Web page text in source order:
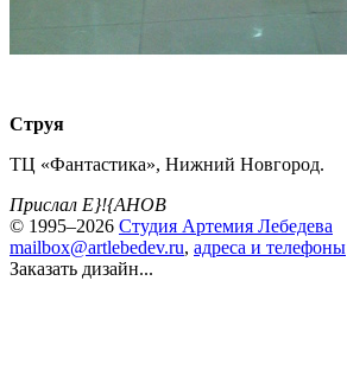
Струя
ТЦ «Фантастика», Нижний Новгород.
Прислал E}!{AHOB
© 1995–2026 Студия Артемия Лебедева
mailbox@artlebedev.ru, адреса и телефоны
Заказать дизайн...